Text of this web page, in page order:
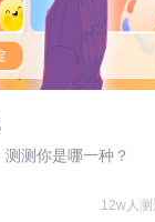
测你是哪一种？
12w人测